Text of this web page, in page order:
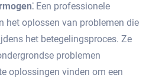
Een professionele
het oplossen van problemen die
het betegelingsproces.​ Ze
problemen
oplossingen vinden om een